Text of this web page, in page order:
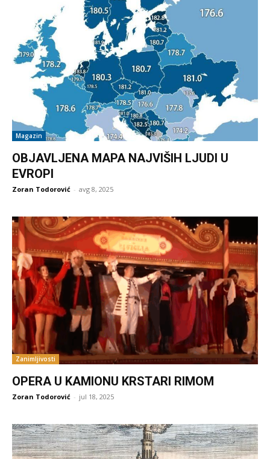
Magazin
OBJAVLJENA MAPA NAJVIŠIH LJUDI U
EVROPI
Zoran Todorović - avg 8, 2025
Zanimljivosti
OPERA U KAMIONU KRSTARI RIMOM
Zoran Todorović - jul 18, 2025